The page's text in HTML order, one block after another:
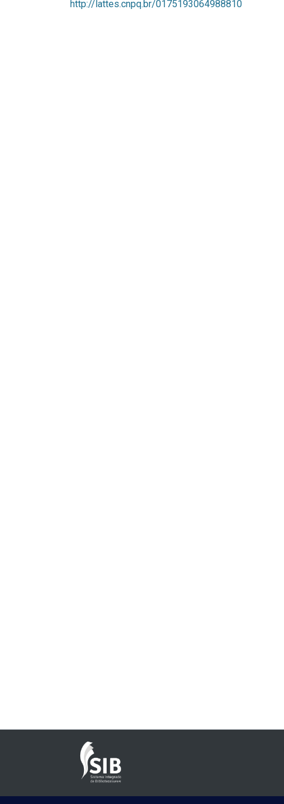
http://lattes.cnpq.br/0175193064988810